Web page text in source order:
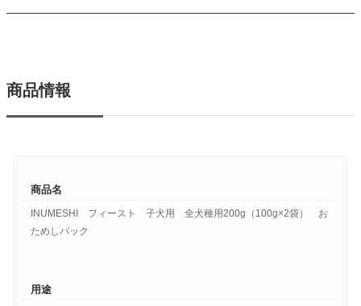
商品情報
商品名
INUMESHI フィースト 子犬用 全犬種用200g（100g×2袋） お
ためしパック
用途